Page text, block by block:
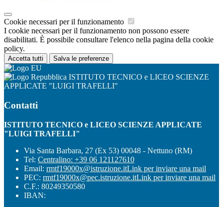
Cookie necessari per il funzionamento
I cookie necessari per il funzionamento non possono essere
disabilitati. È possibile consultare l'elenco nella pagina della cookie
policy.
Accetta tutti Salva le preferenze
ISTITUTO TECNICO e LICEO SCIENZE
APPLICATE "LUIGI TRAFELLI"
Contatti
ISTITUTO TECNICO e LICEO SCIENZE APPLICATE
"LUIGI TRAFELLI"
Via Santa Barbara, 27 (Ex 53) 00048 - Nettuno (RM)
Tel: Centralino: +39 06 121127610
Email: rmtf19000x@istruzione.itLink per inviare una mail
PEC: rmtf19000x@pec.istruzione.itLink per inviare una mail
C.F.: 80249350580
IBAN: